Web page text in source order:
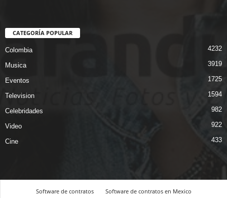
CATEGORÍA POPULAR
Colombia 4232
Musica 3919
Eventos 1725
Television 1594
Celebridades 982
Video 922
Cine 433
Software de contratos Software de contratos en Mexico